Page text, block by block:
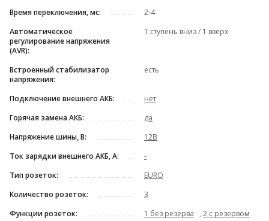
Время переключения, мс:
2-4
Автоматическое
регулирование напряжения
(AVR):
1 ступень вниз / 1 вверх
Встроенный стабилизатор
напряжения:
есть
Подключение внешнего АКБ:
нет
Горячая замена АКБ:
да
Напряжение шины, В:
12В
Ток зарядки внешнего АКБ, А:
-
Тип розеток:
EURO
Количество розеток:
3
Функции розеток:
1 без резерва , 2 с резервом